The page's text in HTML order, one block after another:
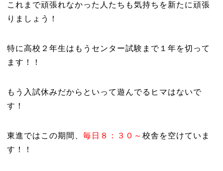
これまで頑張れなかった人たちも気持ちを新たに頑張
りましょう！
特に高校２年生はもうセンター試験まで１年を切って
ます！！
もう入試休みだからといって遊んでるヒマはないで
す！
東進ではこの期間、 毎日８：３０～ 校舎を空けていま
す！！